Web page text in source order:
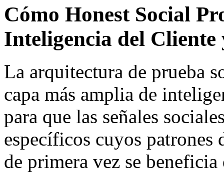
Cómo Honest Social
Inteligencia del
La arquitectura de prueba
capa más amplia de
para que las señales
específicos cuyos
de primera vez se